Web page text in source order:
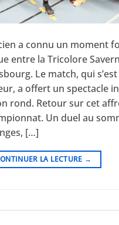
a connu un moment
entre la Tricolore
Le match, qui
a offert un spectacle
rond. Retour sur cet
Un duel au
[…]
LA LECTURE →